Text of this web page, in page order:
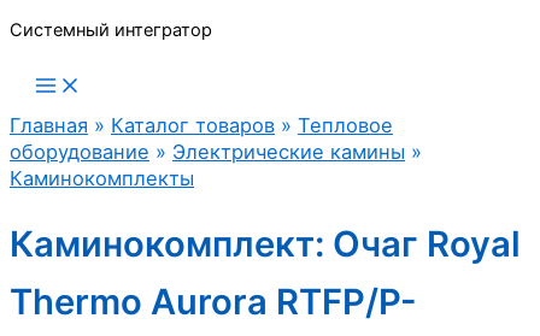
Системный интегратор
Главная » Каталог товаров » Тепловое
оборудование » Электрические камины »
Каминокомплекты
Каминокомплект: Очаг Royal
Thermo Aurora RTFP/P-